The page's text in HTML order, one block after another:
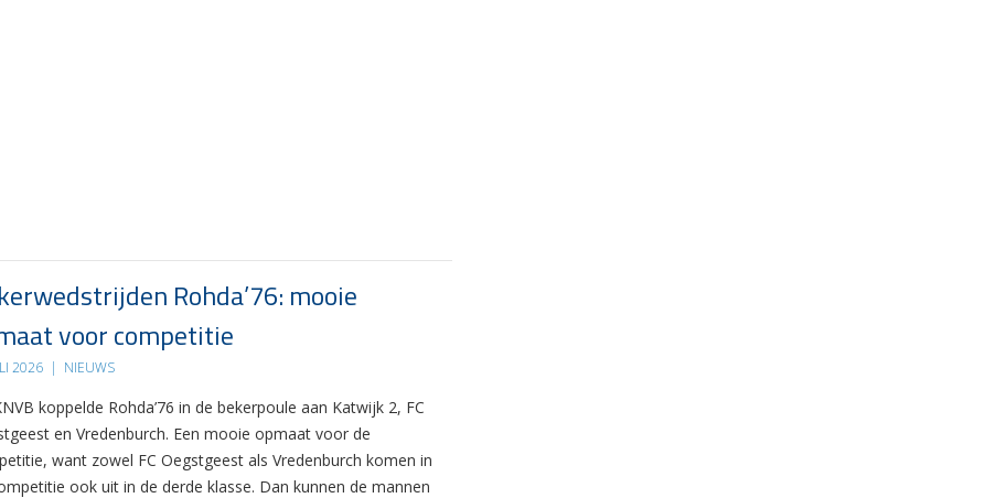
Rohda’76: mooie
voor competitie
2026 | NIEUWS
koppelde Rohda’76 in de bekerpoule aan Katwijk 2, FC
en Vredenburch. Een mooie opmaat voor de
want zowel FC Oegstgeest als Vredenburch komen in
ook uit in de derde klasse. Dan kunnen de mannen